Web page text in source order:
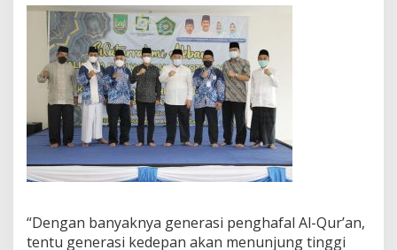
u
r
'
a
n
“Dengan banyaknya generasi penghafal Al-Qur’an,
tentu generasi kedepan akan menunjung tinggi